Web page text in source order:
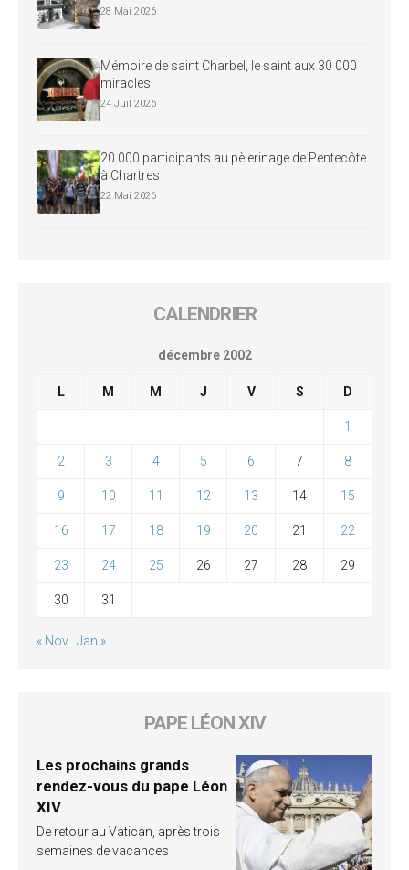
28 Mai 2026
Mémoire de saint Charbel, le saint aux 30 000
miracles
24 Juil 2026
20 000 participants au pèlerinage de Pentecôte
à Chartres
22 Mai 2026
CALENDRIER
décembre 2002
L M M J V S D
1
2 3 4 5 6 7 8
9 10 11 12 13 14 15
16 17 18 19 20 21 22
23 24 25 26 27 28 29
30 31
« Nov Jan »
PAPE LÉON XIV
Les prochains grands
rendez-vous du pape Léon
XIV
De retour au Vatican, après trois
semaines de vacances